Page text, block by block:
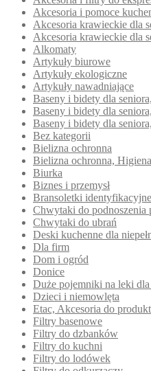
Akcesoria i pomoce
Akcesoria krawieckie dla
Akcesoria krawieckie dla
Alkomaty
Artykuły biurowe
Artykuły ekologiczne
Artykuły nawadniające
Baseny i bidety dla
Baseny i bidety dla
Baseny i bidety dla
Bez kategorii
Bielizna ochronna
Bielizna ochronna, Higiena
Biurka
Biznes i przemysł
Bransoletki identyfikacyjne
Chwytaki do podnoszenia
Chwytaki do ubrań
Deski kuchenne dla
Dla firm
Dom i ogród
Donice
Duże pojemniki na leki
Dzieci i niemowlęta
Etac, Akcesoria do
Filtry basenowe
Filtry do dzbanków
Filtry do kuchni
Filtry do lodówek